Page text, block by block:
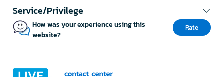
Service/Privilege
How was your experience using this
website?
Rate